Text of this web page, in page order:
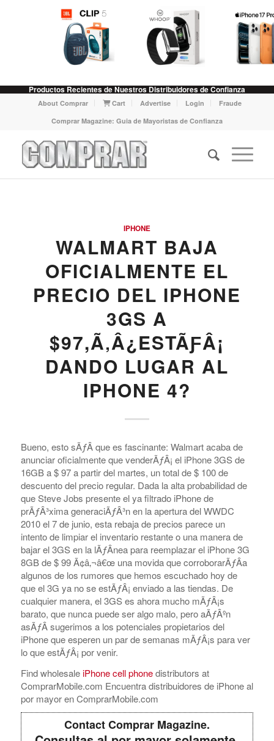
Productos Recientes de Nuestros Distribuidores de Confianza
About Comprar Cart Advertise Login
Fraude
Comprar Magazine: Guia de Mayoristas de Confianza
IPHONE
WALMART BAJA
OFICIALMENTE EL
PRECIO DEL IPHONE
3GS A
$97,Ã‚Â¿ESTÃƑÂ¡
DANDO LUGAR AL
IPHONE 4?
Bueno, esto sÃƒÂ­ que es fascinante: Walmart acaba de
anunciar oficialmente que venderÃƒÂ¡ el iPhone 3GS de
16GB a $ 97 a partir del martes, un total de $ 100 de
descuento del precio regular. Dada la alta probabilidad de
que Steve Jobs presente el ya filtrado iPhone de
prÃƒÂ³xima generaciÃƒÂ³n en la apertura del WWDC
2010 el 7 de junio, esta rebaja de precios parece un
intento de limpiar el inventario restante o una manera de
bajar el 3GS en la lÃƒÂ­nea para reemplazar el iPhone 3G
8GB de $ 99 Ã¢â‚¬â€œ una movida que corroborarÃƒÂ­a
algunos de los rumores que hemos escuchado hoy de
que el 3G ya no se estÃƒÂ¡ enviado a las tiendas. De
cualquier manera, el 3GS es ahora mucho mÃƒÂ¡s
barato, que nunca puede ser algo malo, pero aÃƒÂºn
asÃƒÂ­ sugerimos a los potenciales propietarios del
iPhone que esperen un par de semanas mÃƒÂ¡s para ver
lo que estÃƒÂ¡ por venir.
Find wholesaleiPhone cell phonedistributors at
ComprarMobile.com Encuentra distribuidores de iPhone al
por mayor en ComprarMobile.com
Contact Comprar Magazine.